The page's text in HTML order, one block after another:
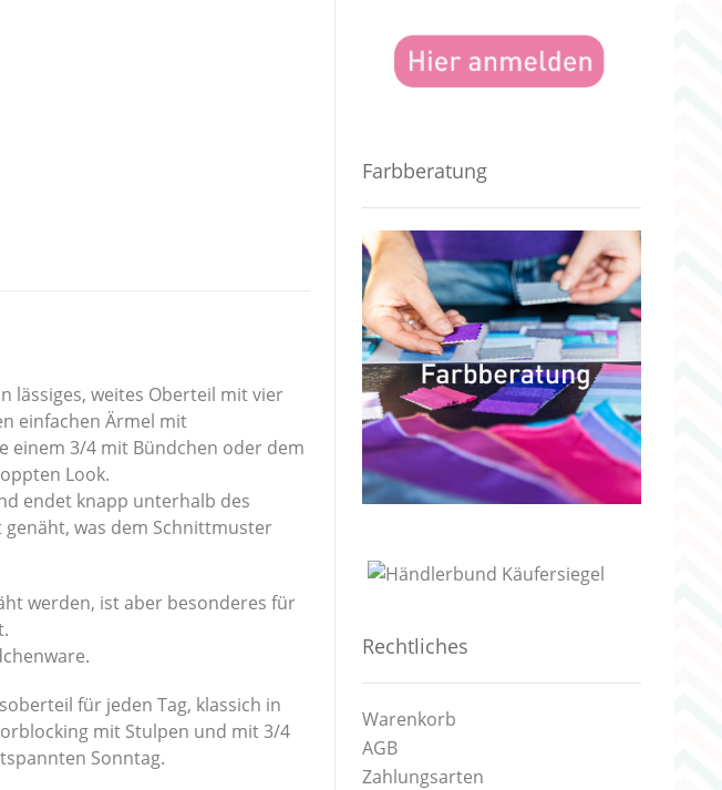
lässiges, weites Oberteil mit vier
einfachen Ärmel mit
einem 3/4 mit Bündchen oder dem
Look.
endet knapp unterhalb des
was dem Schnittmuster
werden, ist aber besonderes für
für jeden Tag, klassich in
mit Stulpen und mit 3/4
Sonntag.
Farbberatung
Rechtliches
Warenkorb
AGB
Zahlungsarten